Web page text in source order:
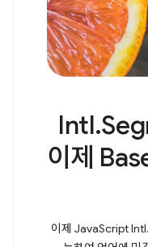
이제
이제 JavaScript